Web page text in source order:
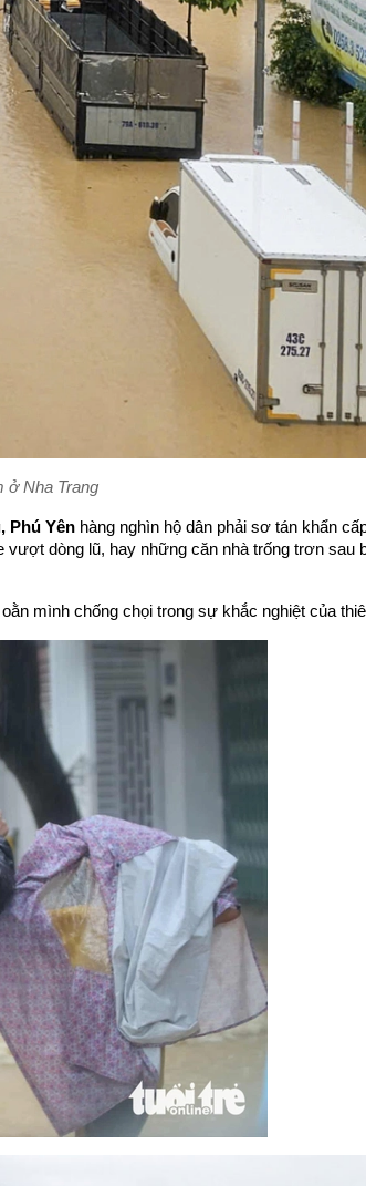
ở Nha Trang
Phú Yên hàng nghìn hộ dân phải sơ tán khẩn
dòng lũ, hay những căn nhà trống trơn sau
mình chống chọi trong sự khắc nghiệt của